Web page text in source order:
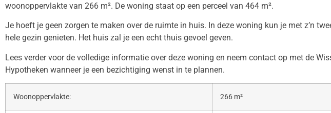
woonoppervlakte van 266 m². De woning staat op een perceel van 464 m².
Je hoeft je geen zorgen te maken over de ruimte in huis. In deze woning kun je met z’n
hele gezin genieten. Het huis zal je een echt thuis gevoel geven.
Lees verder voor de volledige informatie over deze woning en neem contact op met de
Hypotheken wanneer je een bezichtiging wenst in te plannen.
Woonoppervlakte: 266 m²